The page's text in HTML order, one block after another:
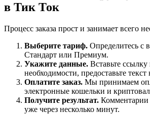
в Тик Ток
Процесс заказа прост и занимает всего
Выберите тариф. Определитесь с
Стандарт или Премиум.
Укажите данные. Вставьте
необходимости, предоставьте
Оплатите заказ. Мы принимаем
электронные кошельки и
Получите результат. Комментарии
уже через несколько минут.